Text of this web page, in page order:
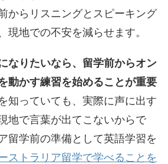
からリスニングとスピーキング
現地での不安を減らせます。
なりたいなら、留学前からオン
動かす練習を始めることが重要
知っていても、実際に声に出す
地で言葉が出てこないからで
留学前の準備として英語学習を
ストラリア留学で学べることを